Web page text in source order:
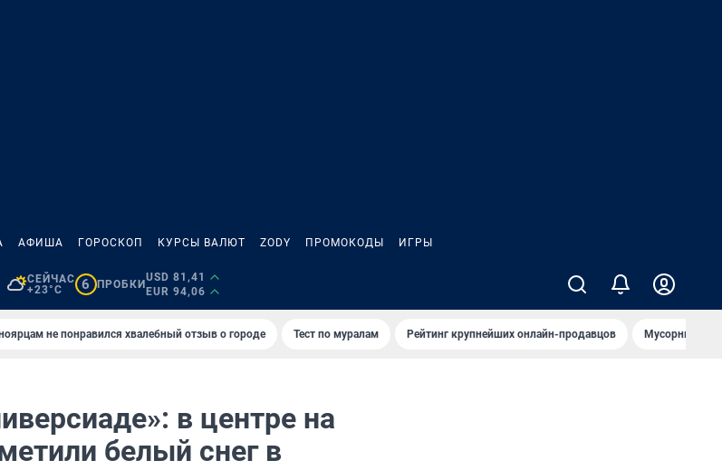
АФИША ГОРОСКОП КУРСЫ ВАЛЮТ ZODY ПРОМОКОДЫ ИГРЫ
СЕЙЧАС
+23°C
6 ПРОБКИ
USD 81,41
EUR 94,06
не понравился хвалебный отзыв о городе Тест по мурaлaм Рейтинг крупнейших онлайн-продавцов Мусорный
в центре на
белый снег в